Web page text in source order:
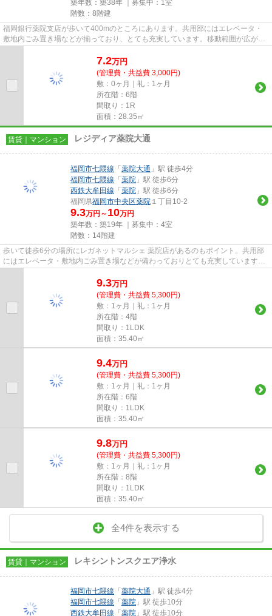
築年数：築38年 ｜募集中： 1室
階数：8階建
福岡銀行薬院支店が歩いて400mのところにあります。共用部にはエレベータ・
敷地内ごみ置き場などが揃っており、とても充実しています。移動範囲が広がる
2駅利用可能な物件です。場所が...
7.2万円
(管理費・共益費 3,000円)
敷：0ヶ月｜礼：1ヶ月
所在階：6階
間取り：1R
面積：28.35㎡
賃貸｜マンション レジディア薬院大通
福岡市七隈線 「薬院大通 」駅 徒歩4分
福岡市七隈線 「薬院 」駅 徒歩6分
西鉄大牟田線 「薬院 」駅 徒歩6分
福岡県福岡市中央区薬院 １丁目10-2
9.3万円～ 10万円
築年数：築19年 ｜募集中： 4室
階数：14階建
歩いて徒歩6分の場所にレガネットマルシェ 薬院店があるのもポイント。共用部
にはエレベータ・敷地内ごみ置き場などが備わっておりとても充実しています。
造りとデザインに関して、自...
9.3万円
(管理費・共益費 5,300円)
敷：1ヶ月｜礼：1ヶ月
所在階：4階
間取り：1LDK
面積：35.40㎡
9.4万円
(管理費・共益費 5,300円)
敷：1ヶ月｜礼：1ヶ月
所在階：6階
間取り：1LDK
面積：35.40㎡
9.8万円
(管理費・共益費 5,300円)
敷：1ヶ月｜礼：1ヶ月
所在階：8階
間取り：1LDK
面積：35.40㎡
全4件を表示する
賃貸｜マンション レキシントンスクエア浄水
福岡市七隈線 「薬院大通 」駅 徒歩4分
福岡市七隈線 「薬院 」駅 徒歩10分
西鉄大牟田線 「薬院 」駅 徒歩10分